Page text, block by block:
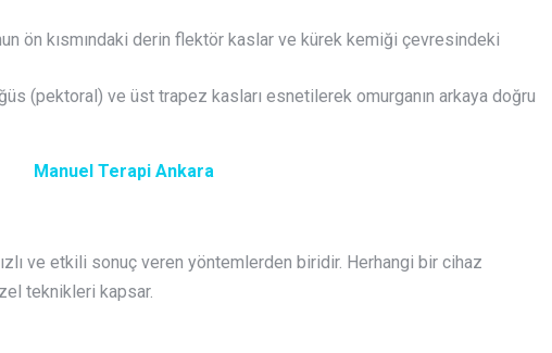
ön kısmındaki derin flektör kaslar ve kürek kemiği çevresindeki
(pektoral) ve üst trapez kasları esnetilerek omurganın arkaya doğru
Manuel Terapi Ankara
ve etkili sonuç veren yöntemlerden biridir. Herhangi bir cihaz
teknikleri kapsar.